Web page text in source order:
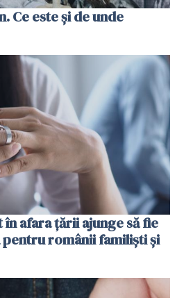
Ce este și de unde
afara țării ajunge să fie
românii familiști și